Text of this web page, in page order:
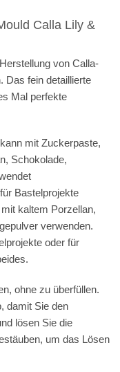
Calla Lily &
von Calla-
Das fein detaillierte
Mal perfekte
mit Zuckerpaste,
Schokolade,
Bastelprojekte
kaltem Porzellan,
verwenden.
oder für
ohne zu überfüllen.
damit Sie den
lösen Sie die
um das Lösen